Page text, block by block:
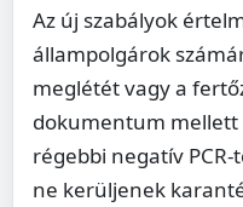
Az új szabályok
állampolgárok
meglétét vagy a
dokumentum mellett
régebbi negatív
ne kerüljenek